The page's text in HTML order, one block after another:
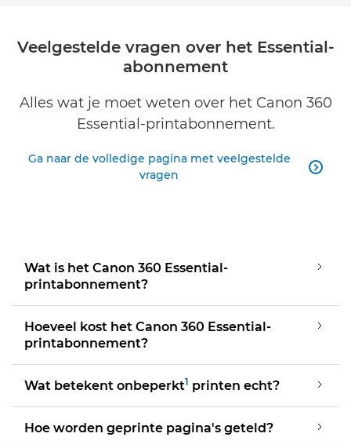
Veelgestelde vragen over het Essential-
abonnement
Alles wat je moet weten over het Canon 360
Essential-printabonnement.
Ga naar de volledige pagina met veelgestelde
vragen

Wat is het Canon 360 Essential-
printabonnement?
Hoeveel kost het Canon 360 Essential-
printabonnement?
Wat betekent onbeperkt1 printen echt?
Hoe worden geprinte pagina's geteld?